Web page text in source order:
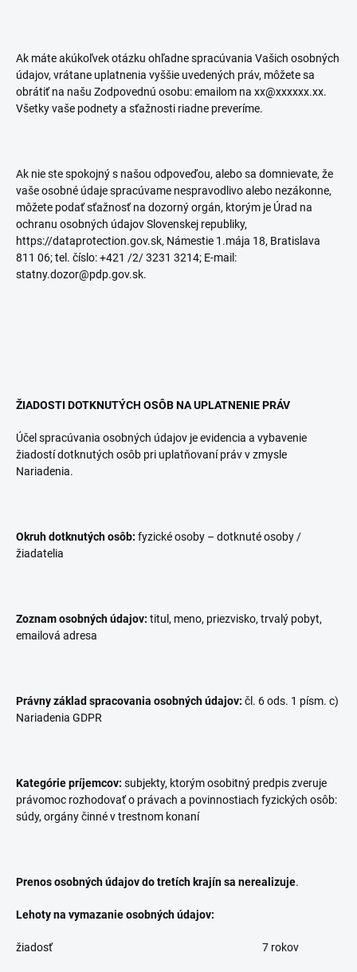
Ak máte akúkoľvek otázku ohľadne spracúvania Vašich osobných
údajov, vrátane uplatnenia vyššie uvedených práv, môžete sa
obrátiť na našu Zodpovednú osobu: emailom na xx@xxxxxx.xx.
Všetky vaše podnety a sťažnosti riadne preveríme.
Ak nie ste spokojný s našou odpoveďou, alebo sa domnievate, že
vaše osobné údaje spracúvame nespravodlivo alebo nezákonne,
môžete podať sťažnosť na dozorný orgán, ktorým je Úrad na
ochranu osobných údajov Slovenskej republiky,
https://dataprotection.gov.sk, Námestie 1.mája 18, Bratislava
811 06; tel. číslo: +421 /2/ 3231 3214; E-mail:
statny.dozor@pdp.gov.sk.
ŽIADOSTI DOTKNUTÝCH OSÔB NA UPLATNENIE PRÁV
Účel spracúvania osobných údajov je evidencia a vybavenie
žiadostí dotknutých osôb pri uplatňovaní práv v zmysle
Nariadenia.
Okruh dotknutých osôb: fyzické osoby – dotknuté osoby /
žiadatelia
Zoznam osobných údajov: titul, meno, priezvisko, trvalý pobyt,
emailová adresa
Právny základ spracovania osobných údajov: čl. 6 ods. 1 písm. c)
Nariadenia GDPR
Kategórie príjemcov: subjekty, ktorým osobitný predpis zveruje
právomoc rozhodovať o právach a povinnostiach fyzických osôb:
súdy, orgány činné v trestnom konaní
Prenos osobných údajov do tretích krajín sa nerealizuje.
Lehoty na vymazanie osobných údajov:
žiadosť 7 rokov